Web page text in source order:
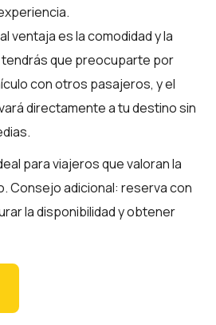
ventaja es la comodidad y la
tendrás que preocuparte por
con otros pasajeros, y el
directamente a tu destino sin
para viajeros que valoran la
Consejo adicional: reserva con
la disponibilidad y obtener